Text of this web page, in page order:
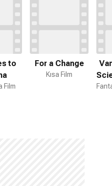
to
Film
For a Change
Kısa Film
-